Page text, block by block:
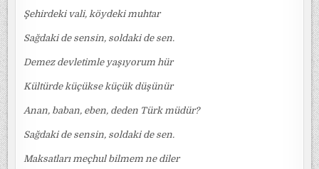
Şehirdeki vali, köydeki muhtar
Sağdaki de sensin, soldaki de sen.
Demez devletimle yaşıyorum hür
Kültürde küçükse küçük düşünür
Anan, baban, eben, deden Türk müdür?
Sağdaki de sensin, soldaki de sen.
Maksatları meçhul bilmem ne diler